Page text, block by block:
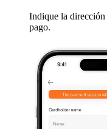
Indique la
pago.